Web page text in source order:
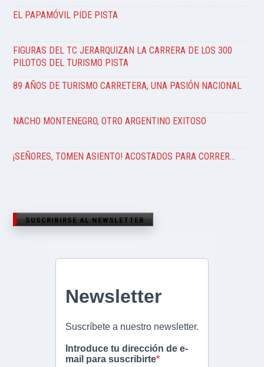
EL PAPAMÓVIL PIDE PISTA
FIGURAS DEL TC JERARQUIZAN LA CARRERA DE LOS 300
PILOTOS DEL TURISMO PISTA
89 AÑOS DE TURISMO CARRETERA, UNA PASIÓN NACIONAL
NACHO MONTENEGRO, OTRO ARGENTINO EXITOSO
¡SEÑORES, TOMEN ASIENTO! ACOSTADOS PARA CORRER…
SUSCRIBIRSE AL NEWSLETTER